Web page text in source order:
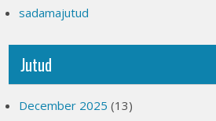
sadamajutud
Jutud
December 2025 (13)